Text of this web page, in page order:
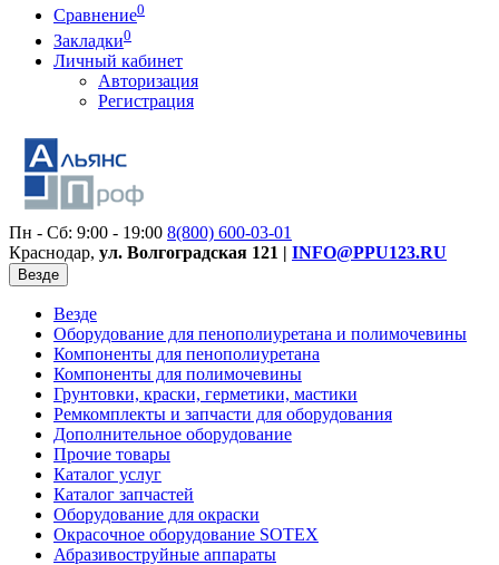
Сравнение0
Закладки0
Личный кабинет
Авторизация
Регистрация
Пн - Сб: 9:00 - 19:00 8(800) 600-03-01
Краснодар, ул. Волгоградская 121 | INFO@PPU123.RU
Везде
Везде
Оборудование для пенополиуретана и полимочевины
Компоненты для пенополиуретана
Компоненты для полимочевины
Грунтовки, краски, герметики, мастики
Ремкомплекты и запчасти для оборудования
Дополнительное оборудование
Прочие товары
Каталог услуг
Каталог запчастей
Оборудование для окраски
Окрасочное оборудование SOTEX
Абразивоструйные аппараты